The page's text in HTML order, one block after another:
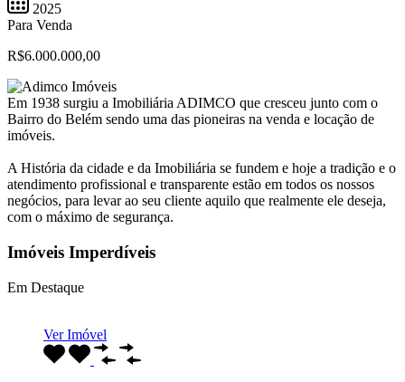
2025
Para Venda
R$6.000.000,00
Em 1938 surgiu a Imobiliária ADIMCO que cresceu junto com o
Bairro do Belém sendo uma das pioneiras na venda e locação de
imóveis.
A História da cidade e da Imobiliária se fundem e hoje a tradição e o
atendimento profissional e transparente estão em todos os nossos
negócios, para levar ao seu cliente aquilo que realmente ele deseja,
com o máximo de segurança.
Imóveis Imperdíveis
Em Destaque
Ver Imóvel